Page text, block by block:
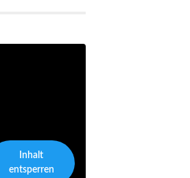
Inhalt
entsperren